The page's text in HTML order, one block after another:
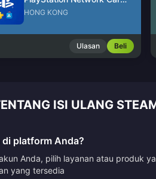
HONG KONG
Ulasan Beli
ISI ULANG
di platform Anda?
Anda, pilih layanan atau produk
yang tersedia